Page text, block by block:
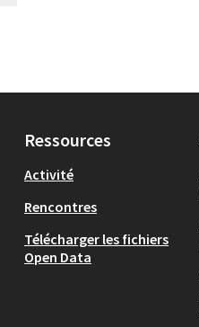
Ressources
Activité
Rencontres
Télécharger les fichiers
Open Data